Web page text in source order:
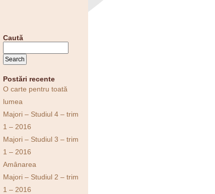
Caută
Postări recente
O carte pentru toată
lumea
Majori – Studiul 4 – trim
1 – 2016
Majori – Studiul 3 – trim
1 – 2016
Amânarea
Majori – Studiul 2 – trim
1 – 2016